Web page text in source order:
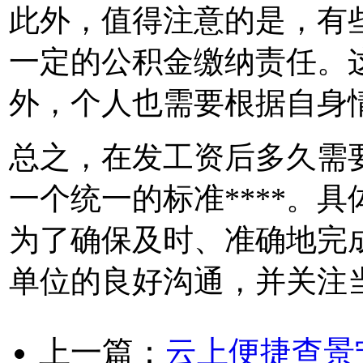
此外，值得注意的是，
一定的公积金缴纳责任。
外，个人也需要根据自身
总之，在发工资后多久需
一个统一的标准****。具
为了确保及时、准确地
单位的良好沟通，并关注
上一篇： 云上便捷查